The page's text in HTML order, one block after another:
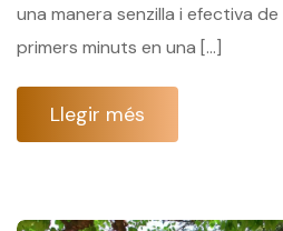
una manera senzilla i efectiva
primers minuts en una […]
Llegir més